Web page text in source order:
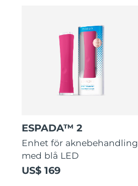
ESPADA™ 2
Enhet för aknebehandling
med blå LED
US$ 169